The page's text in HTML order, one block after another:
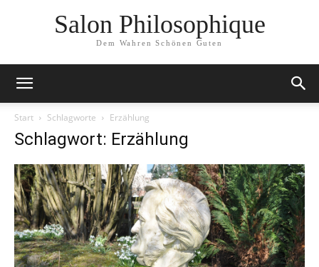
Salon Philosophique
Dem Wahren Schönen Guten
Start Schlagworte Erzählung
Schlagwort: Erzählung